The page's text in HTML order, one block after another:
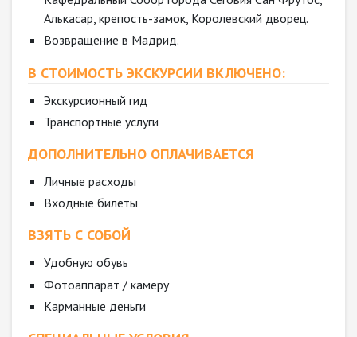
Алькасар, крепость-замок, Королевский дворец.
Возвращение в Мадрид.
В СТОИМОСТЬ ЭКСКУРСИИ ВКЛЮЧЕНО:
Экскурсионный гид
Транспортные услуги
ДОПОЛНИТЕЛЬНО ОПЛАЧИВАЕТСЯ
Личные расходы
Входные билеты
ВЗЯТЬ С СОБОЙ
Удобную обувь
Фотоаппарат / камеру
Карманные деньги